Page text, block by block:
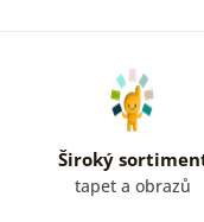
Široký
tapet a obrazů